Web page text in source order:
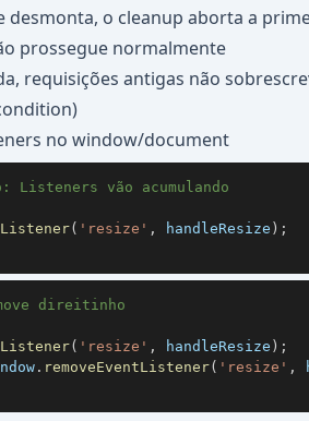
desmonta, o cleanup aborta a
prossegue normalmente
requisições antigas não
no window/document
Listeners vão acumulando
( 'resize' , handleResize ) ;
direitinho
( 'resize' , handleResize ) ;
. removeEventListener( 'resize' ,